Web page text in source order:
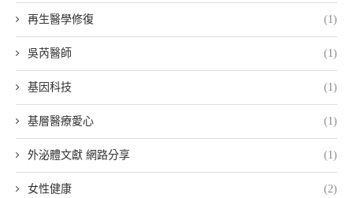
再生醫學修復 (1)
吳芮醫師 (1)
基因科技 (1)
基層醫療愛心 (1)
外泌體文獻 網路分享 (1)
女性健康 (2)